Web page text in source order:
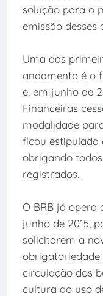
solução para o
emissão desses
Uma das
andamento é o
e, em junho de
Financeiras
modalidade
ficou estipulada
obrigando
registrados.
O BRB já opera
junho de 2015,
solicitarem a
circulação dos
cultura do uso